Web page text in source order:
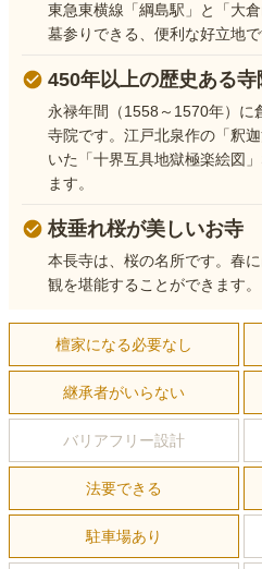
東急東横線「綱島駅」と「大
墓参りできる、便利な好立地で
450年以上の歴史ある寺
永禄年間（1558～1570年）に
寺院です。江戸北泉作の「釈
いた「十界互具地獄極楽絵図
ます。
枝垂れ桜が美しいお寺
本長寺は、桜の名所です。春
観を堪能することができます。
檀家になる必要なし
継承者がいらない
バリアフリー設計
法要できる
駐車場あり